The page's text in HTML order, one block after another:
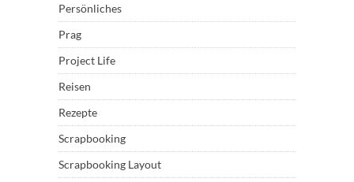
Persönliches
Prag
Project Life
Reisen
Rezepte
Scrapbooking
Scrapbooking Layout